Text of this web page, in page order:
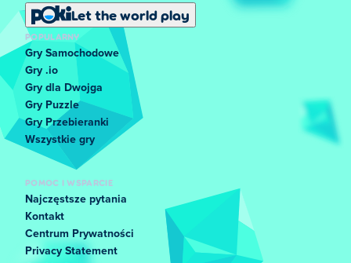
Let the world play
POPULARNY
Gry Samochodowe
Gry .io
Gry dla Dwojga
Gry Puzzle
Gry Przebieranki
Wszystkie gry
POMOC I WSPARCIE
Najczęstsze pytania
Kontakt
Centrum Prywatności
Privacy Statement